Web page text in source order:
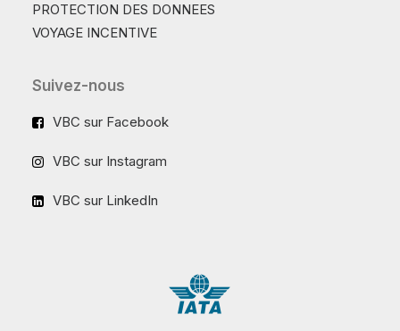
PROTECTION DES DONNEES
VOYAGE INCENTIVE
Suivez-nous
VBC sur Facebook
VBC sur Instagram
VBC sur LinkedIn